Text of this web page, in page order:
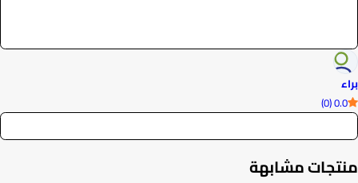
براء
0.0 (0)
منتجات مشابهة